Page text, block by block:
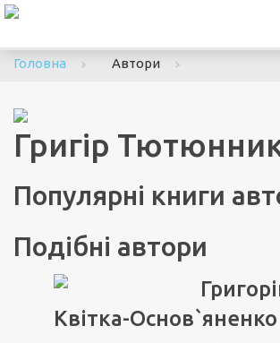
Головна
Автори
Григір
Популярні книги
Подібні автори
Квітка-Основ`яненко